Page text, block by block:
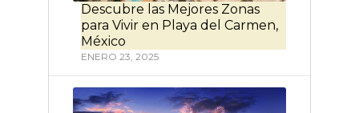
Descubre las Mejores Zonas
para Vivir en Playa del Carmen,
México
ENERO 23, 2025